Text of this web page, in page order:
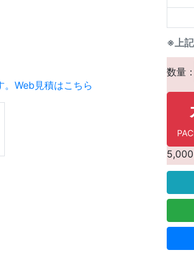
Web見積はこちら
※上記
数量：